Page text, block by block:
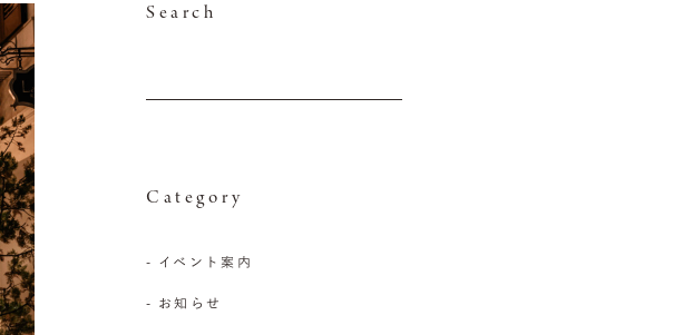
Search
Category
- イベント案内
- お知らせ